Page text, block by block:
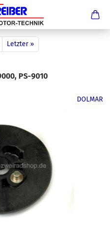
Letzter »
PS-9010
DOLMAR